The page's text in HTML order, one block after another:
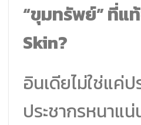
“ขุมทรัพย์” ที่แ
Skin?
อินเดียไม่ใช่แค่ป
ประชากรหนาแ